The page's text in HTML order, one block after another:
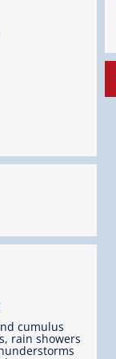
cumulus
rain showers